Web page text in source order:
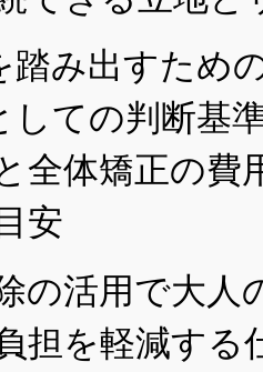
踏み出すため
しての判断基
全体矯正の費
安
の活用で大人
担を軽減する